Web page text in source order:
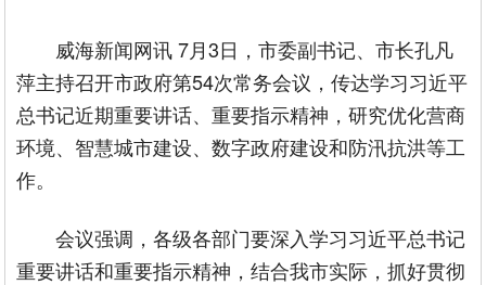
威海新闻网讯 7月3日，市委副书记、市长孔凡
萍主持召开市政府第54次常务会议，传达学习习近平
总书记近期重要讲话、重要指示精神，研究优化营商
环境、智慧城市建设、数字政府建设和防汛抗洪等工
作。
会议强调，各级各部门要深入学习习近平总书记
重要讲话和重要指示精神，结合我市实际，抓好贯彻